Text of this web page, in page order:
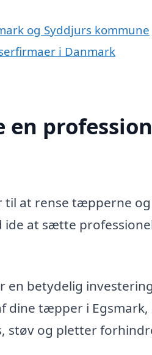
og Syddjurs kommune
i Danmark
at rense tæpperne
at sætte
en betydelig
dine tæpper i
støv og pletter